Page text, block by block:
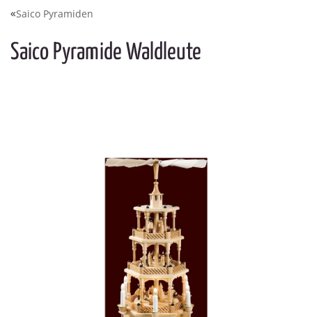
Saico Pyramiden
Saico Pyramide Waldleute